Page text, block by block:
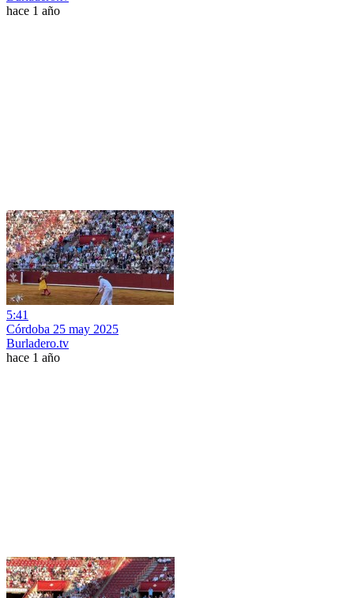
hace 1 año
5:41
Córdoba 25 may 2025
Burladero.tv
hace 1 año